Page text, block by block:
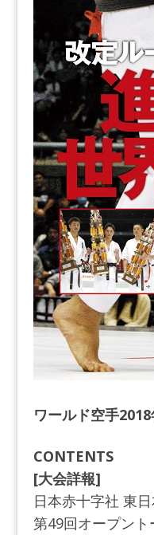
ワールド空手
CONTENTS
[大会詳報]
日本赤十字社 東
第49回オープン